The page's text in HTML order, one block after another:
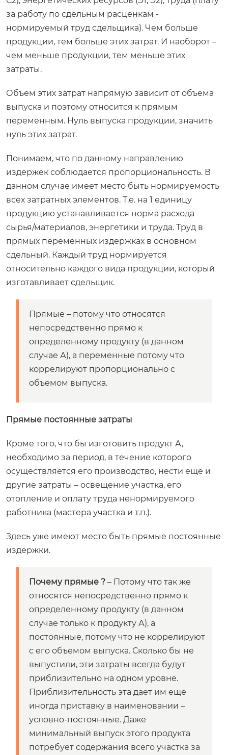
за работу по сдельным расценкам -
нормируемый труд сдельщика). Чем больше
продукции, тем больше этих затрат. И наоборот –
чем меньше продукции, тем меньше этих
затраты.
Объем этих затрат напрямую зависит от объема
выпуска и поэтому относится к прямым
переменным. Нуль выпуска продукции, значить
нуль этих затрат.
Понимаем, что по данному направлению
издержек соблюдается пропорциональность. В
данном случае имеет место быть нормируемость
всех затратных элементов. Т.е. на 1 единицу
продукцию устанавливается норма расхода
сырья/материалов, энергетики и труда. Труд в
прямых переменных издержках в основном
сдельный. Каждый труд нормируется
относительно каждого вида продукции, который
изготавливает сдельщик.
Прямые – потому что относятся
непосредственно прямо к
определенному продукту (в данном
случае А), а переменные потому что
коррелируют пропорционально с
объемом выпуска.
Прямые постоянные затраты
Кроме того, что бы изготовить продукт А,
необходимо за период, в течение которого
осуществляется его производство, нести ещё и
другие затраты – освещение участка, его
отопление и оплату труда ненормируемого
работника (мастера участка и т.п.).
Здесь уже имеют место быть прямые постоянные
издержки.
Почему прямые ? – Потому что так же
относятся непосредственно прямо к
определенному продукту (в данном
случае только к продукту А), а
постоянные, потому что не коррелируют
с его объемом выпуска. Сколько бы не
выпустили, эти затраты всегда будут
приблизительно на одном уровне.
Приблизительность эта дает им еще
иногда приставку в наименовании –
условно-постоянные. Даже
минимальный выпуск этого продукта
потребует содержания всего участка за